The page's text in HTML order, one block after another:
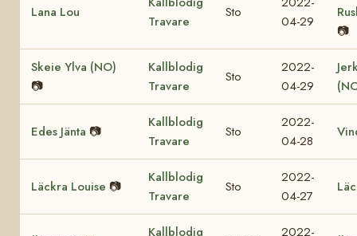
Lana Lou
Travare
Sto
04-29
📷
Skeie Ylva (NO)
📷
Kallblodig
Travare
Sto
2022-
04-29
Edes Jänta 📷
Kallblodig
Travare
Sto
2022-
04-28
Läckra Louise 📷
Kallblodig
Travare
Sto
2022-
04-27
Kallblodig
2022-